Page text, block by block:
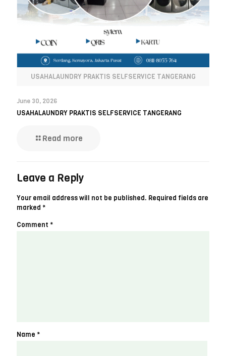
USAHALAUNDRY PRAKTIS SELFSERVICE TANGERANG
June 30, 2026
USAHALAUNDRY PRAKTIS SELFSERVICE TANGERANG
Read more
Leave a Reply
Your email address will not be published. Required fields are
marked *
Comment *
Name *